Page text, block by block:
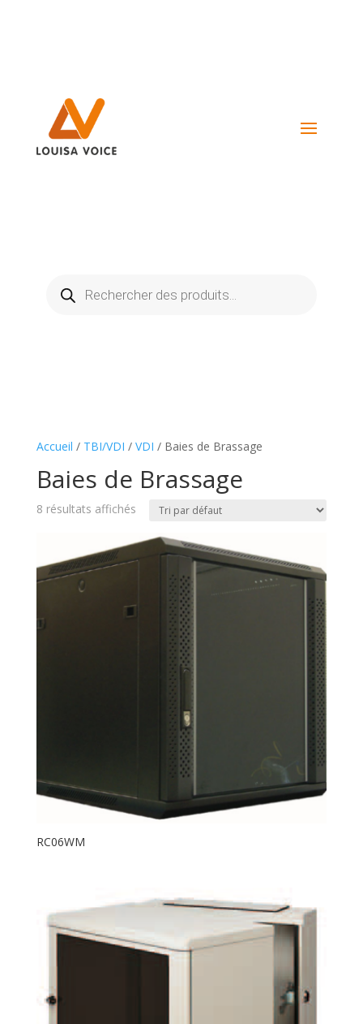
produits
Accueil / TBI/VDI / VDI / Baies de Brassage
Baies de Brassage
8 résultats affichés
RC06WM